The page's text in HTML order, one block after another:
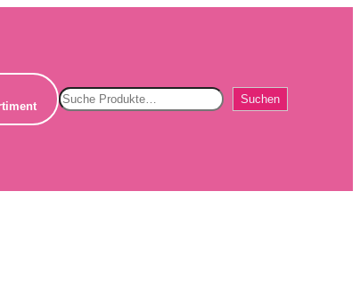
Suchen Suchen